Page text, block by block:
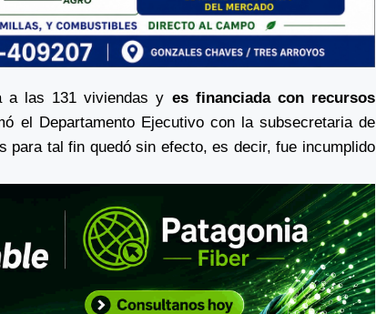
a las 131 viviendas y es financiada con recursos
el Departamento Ejecutivo con la subsecretaria de
para tal fin quedó sin efecto, es decir, fue incumplido